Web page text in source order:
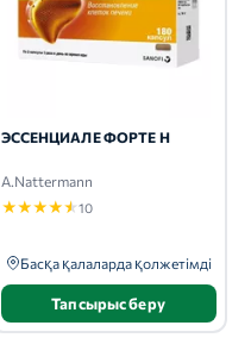
ЭССЕНЦИАЛЕ ФОРТЕ Н
A.Nattermann
★★★★★10
Басқа қалаларда қолжетімді
Тапсырыс беру